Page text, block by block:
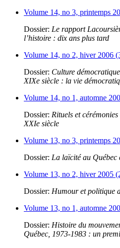
Volume 14, no 3, printemps
Dossier: Le rapport
l’histoire : dix ans plus tard
Volume 14, no 2, hiver 2006
Dossier: Culture
XIXe siècle : la vie
Volume 14, no 1, automne
Dossier: Rituels et
XXIe siècle
Volume 13, no 3, printemps
Dossier: La laïcité au Québec
Volume 13, no 2, hiver 2005
Dossier: Humour et politique
Volume 13, no 1, automne
Dossier: Histoire du
Québec, 1973-1983 : un